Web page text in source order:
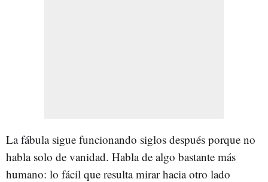
La fábula sigue funcionando siglos después porque no
habla solo de vanidad. Habla de algo bastante más
humano: lo fácil que resulta mirar hacia otro lado